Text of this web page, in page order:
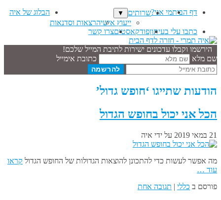
דף הביתמי אני?שרותים ▼
ייעוץ אישיהרצאות וסדנאות
הבלוג של איה
כתבו עלי בעיתוןפודקאסטיםצרו קשר
הירשמו וקבלו עדכונים ישירות לתיבת המייל שלכם!
שם מלא
כתובת אימייל
הודעות שתייגו ‘חופש גדול’
הכל אני יכול בחופש הגדול
21 במאי 2019 על ידי איה
מה אפשר לעשות כדי להתכונן להוצאות הגדולות של החופש הגדול קראו
עוד …
פורסם ב כללי | תגובה אחת